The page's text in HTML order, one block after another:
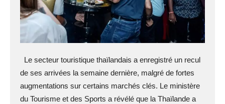
Le secteur touristique thaïlandais a enregistré un recul
de ses arrivées la semaine dernière, malgré de fortes
augmentations sur certains marchés clés. Le ministère
du Tourisme et des Sports a révélé que la Thaïlande a